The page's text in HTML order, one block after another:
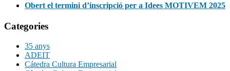
Obert el termini d’inscripció per a Idees MOTIVEM 2025
Categories
35 anys
ADEIT
Cátedra Cultura Empresarial